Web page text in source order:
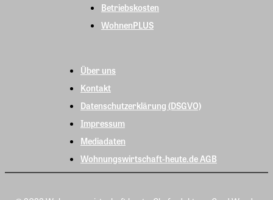
Betriebskosten
WohnenPLUS
Über uns
Kontakt
Datenschutzerklärung (DSGVO)
Impressum
Mediadaten
Wohnungswirtschaft-heute.de AGB